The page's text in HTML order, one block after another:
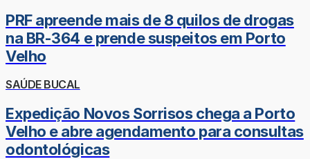
PRF apreende mais de 8 quilos de drogas
na BR-364 e prende suspeitos em Porto
Velho
SAÚDE BUCAL
Expedição Novos Sorrisos chega a Porto
Velho e abre agendamento para consultas
odontológicas